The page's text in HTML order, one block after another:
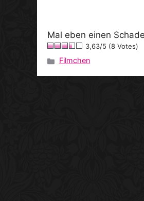
Mal eben einen
3,63/5 (8 Votes)
Kategorien
Filmchen